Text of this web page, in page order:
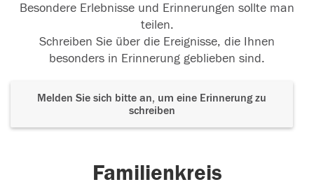
Besondere Erlebnisse und Erinnerungen sollte man
teilen.
Schreiben Sie über die Ereignisse, die Ihnen
besonders in Erinnerung geblieben sind.
Melden Sie sich bitte an, um eine Erinnerung zu
schreiben
Familienkreis